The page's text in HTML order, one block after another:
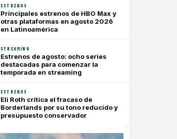
ESTRENOS
Principales estrenos de HBO Max y
otras plataformas en agosto 2026
en Latinoamérica
STREAMING
Estrenos de agosto: ocho series
destacadas para comenzar la
temporada en streaming
ESTRENOS
Eli Roth critica el fracaso de
Borderlands por su tono reducido y
presupuesto conservador